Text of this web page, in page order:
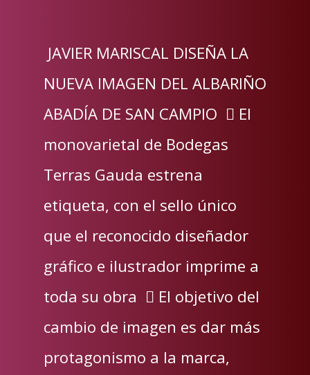
JAVIER MARISCAL DISEÑA LA
NUEVA IMAGEN DEL ALBARIÑO
ABADÍA DE SAN CAMPIO  El
monovarietal de Bodegas
Terras Gauda estrena
etiqueta, con el sello único
que el reconocido diseñador
gráfico e ilustrador imprime a
toda su obra  El objetivo del
cambio de imagen es dar más
protagonismo a la marca,